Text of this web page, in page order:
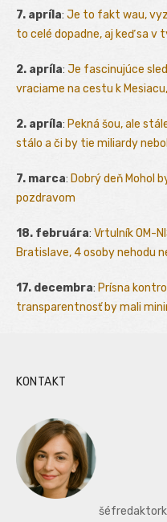
7. apríla: Je to fakt wau,
to celé dopadne, aj keď sa v
2. apríla: Je fascinujúce
vraciame na cestu k
2. apríla: Pekná šou, ale
stálo a či by tie miliardy
7. marca: Dobrý deň Mohol
pozdravom
18. februára: Vrtulník OM-
Bratislave, 4 osoby nehodu
17. decembra: Prísna
transparentnosť by mali
KONTAKT